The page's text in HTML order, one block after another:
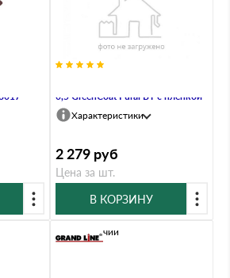
0,5 GreenСoat Pural BT с пленкой
Характеристики
2 279 руб
Цена за шт.
В КОРЗИНУ
В наличии